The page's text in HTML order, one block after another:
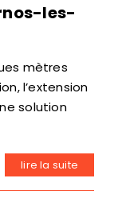
les-
mètres
l’extension
solution
lire la suite